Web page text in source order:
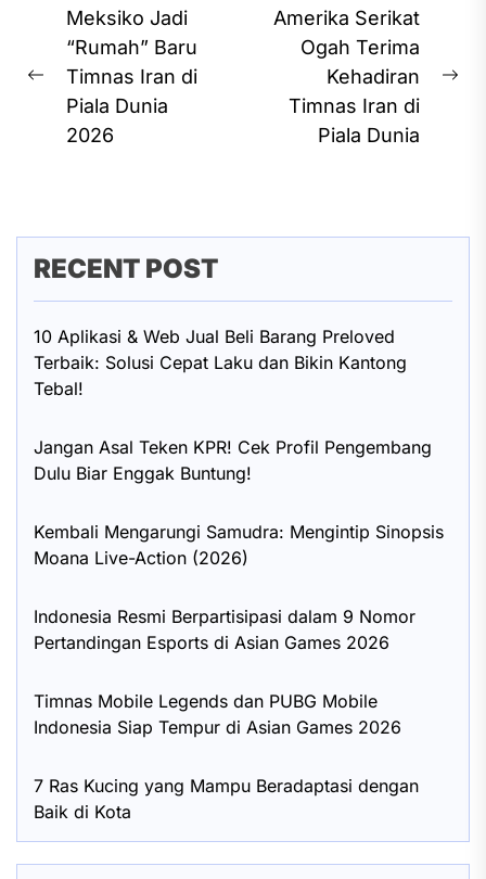
Post
navigation
Previous
post:
Meksiko Jadi
“Rumah” Baru
Timnas Iran di
Piala Dunia
2026
Amerika Serikat
Ogah Terima
Kehadiran
Timnas Iran di
Piala Dunia
RECENT POST
10 Aplikasi & Web Jual Beli Barang Preloved
Terbaik: Solusi Cepat Laku dan Bikin Kantong
Tebal!
Jangan Asal Teken KPR! Cek Profil Pengembang
Dulu Biar Enggak Buntung!
Kembali Mengarungi Samudra: Mengintip Sinopsis
Moana Live-Action (2026)
Indonesia Resmi Berpartisipasi dalam 9 Nomor
Pertandingan Esports di Asian Games 2026
Timnas Mobile Legends dan PUBG Mobile
Indonesia Siap Tempur di Asian Games 2026
7 Ras Kucing yang Mampu Beradaptasi dengan
Baik di Kota